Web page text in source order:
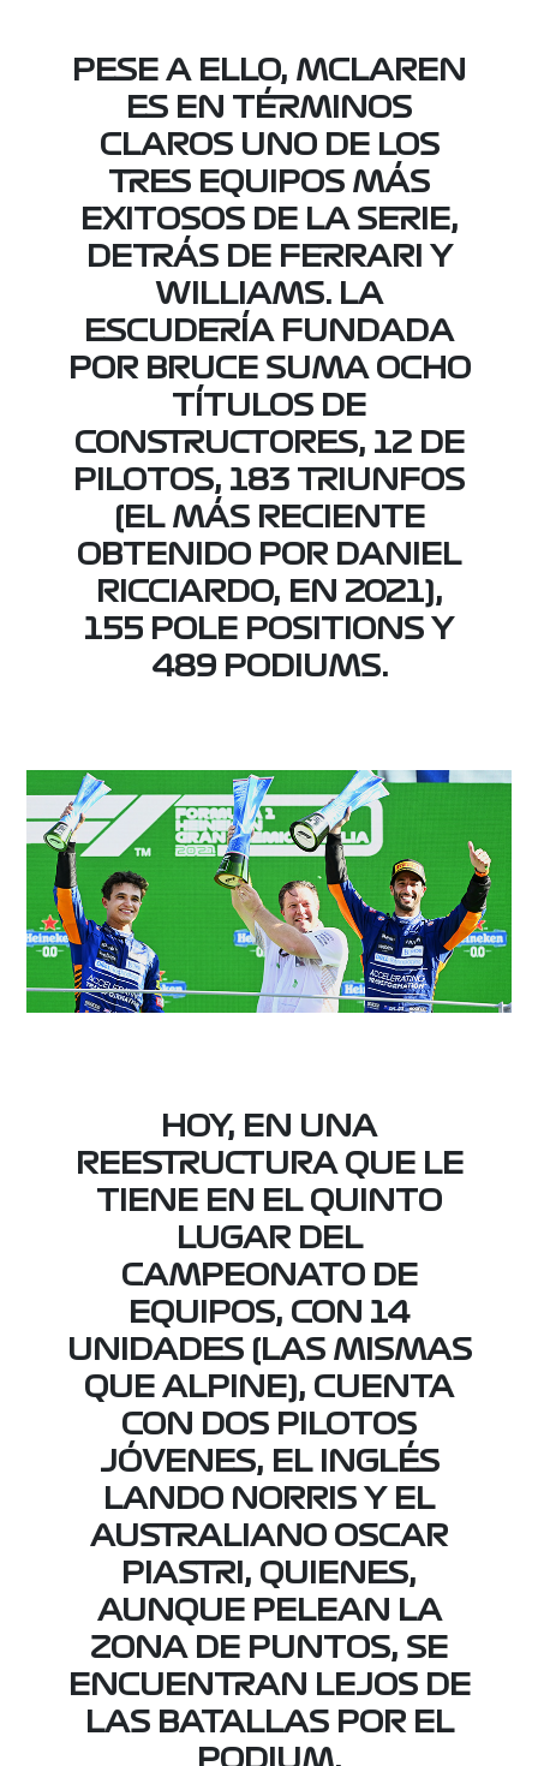
PESE A ELLO, MCLAREN
ES EN TÉRMINOS
CLAROS UNO DE LOS
TRES EQUIPOS MÁS
EXITOSOS DE LA SERIE,
DETRÁS DE FERRARI Y
WILLIAMS. LA
ESCUDERÍA FUNDADA
POR BRUCE SUMA OCHO
TÍTULOS DE
CONSTRUCTORES, 12 DE
PILOTOS, 183 TRIUNFOS
(EL MÁS RECIENTE
OBTENIDO POR DANIEL
RICCIARDO, EN 2021),
155 POLE POSITIONS Y
489 PODIUMS.
HOY, EN UNA
REESTRUCTURA QUE LE
TIENE EN EL QUINTO
LUGAR DEL
CAMPEONATO DE
EQUIPOS, CON 14
UNIDADES (LAS MISMAS
QUE ALPINE), CUENTA
CON DOS PILOTOS
JÓVENES, EL INGLÉS
LANDO NORRIS Y EL
AUSTRALIANO OSCAR
PIASTRI, QUIENES,
AUNQUE PELEAN LA
ZONA DE PUNTOS, SE
ENCUENTRAN LEJOS DE
LAS BATALLAS POR EL
PODIUM.